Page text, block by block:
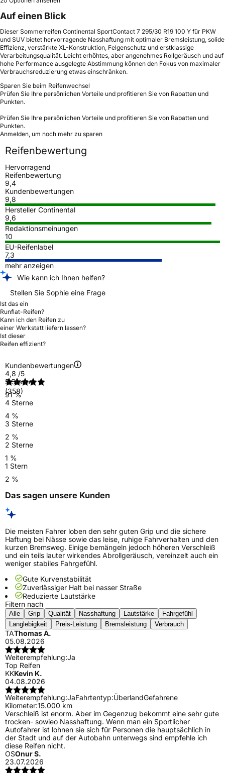
Auf einen Blick
Dieser Sommerreifen Continental SportContact 7 295/30 R19 100 Y für PKW
und SUV bietet hervorragende Nasshaftung mit optimaler Bremsleistung, solide
Effizienz, verstärkte XL-Konstruktion, Felgenschutz und erstklassige
Verarbeitungsqualität. Leicht erhöhtes, aber angenehmes Rollgeräusch und auf
hohe Performance ausgelegte Abstimmung können den Fokus von maximaler
Verbrauchsreduzierung etwas einschränken.
Sparen Sie beim Reifenwechsel
Prüfen Sie Ihre persönlichen Vorteile und profitieren Sie von Rabatten und
Punkten.
Prüfen Sie Ihre persönlichen Vorteile und profitieren Sie von Rabatten und
Punkten.
Anmelden, um noch mehr zu sparen
Reifenbewertung
Hervorragend
Reifenbewertung
9,4
Kundenbewertungen
9,8
Hersteller Continental
9,6
Redaktionsmeinungen
10
EU-Reifenlabel
7,3
mehr anzeigen
Wie kann ich Ihnen helfen?
Stellen Sie Sophie eine Frage
Ist das ein
Runflat-Reifen?
Kann ich den Reifen zu
einer Werkstatt liefern lassen?
Ist dieser
Reifen effizient?
Kundenbewertungen
4,8 /5
(358)
5 Sterne
91 %
4 Sterne
4 %
3 Sterne
2 %
2 Sterne
1 %
1 Stern
2 %
Das sagen unsere Kunden
Die meisten Fahrer loben den sehr guten Grip und die sichere
Haftung bei Nässe sowie das leise, ruhige Fahrverhalten und den
kurzen Bremsweg. Einige bemängeln jedoch höheren Verschleiß
und ein teils lauter wirkendes Abrollgeräusch, vereinzelt auch ein
weniger stabiles Fahrgefühl.
Gute Kurvenstabilität
Zuverlässiger Halt bei nasser Straße
Reduzierte Lautstärke
Filtern nach
Alle Grip Qualität Nasshaftung Lautstärke
Fahrgefühl
Langlebigkeit
Preis-Leistung Bremsleistung Verbrauch
TAThomas A.
05.08.2026
Weiterempfehlung:Ja
Top Reifen
KKKevin K.
04.08.2026
Weiterempfehlung:JaFahrtentyp:ÜberlandGefahrene
Kilometer:15.000 km
Verschleiß ist enorm. Aber im Gegenzug bekommt eine sehr gute
trocken- sowieo Nasshaftung. Wenn man ein Sportlicher
Autofahrer ist lohnen sie sich für Personen die hauptsächlich in
der Stadt und auf der Autobahn unterwegs sind empfehle ich
diese Reifen nicht.
OSOnur S.
23.07.2026